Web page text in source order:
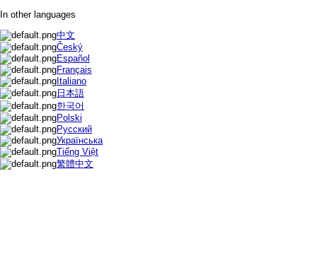
In other languages
中文
Český
Español
Français
Italiano
日本語
한국어
Polski
Русский
Українська
Tiếng Việt
繁體中文